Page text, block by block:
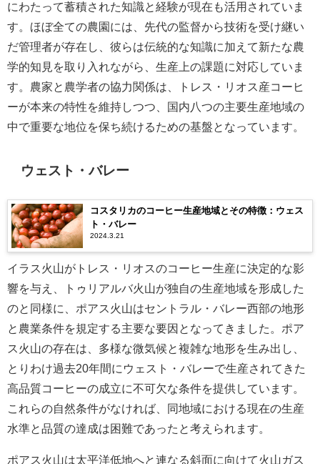
にわたって蓄積された知識と経験が現在も活用されていま
す。ほぼ全ての農園には、先代の監督から技術を受け継い
だ管理者が存在し、彼らは伝統的な知識に加えて新たな農
学的知見を取り入れながら、生産上の課題に対応していま
す。農家と農学者の協力関係は、トレス・リオス産コーヒ
ーが本来の特性を維持しつつ、国内八つの主要生産地域の
中で重要な地位を保ち続けるための基盤となっています。
ウェスト・バレー
コスタリカのコーヒー生産地域とその特徴：ウェス
ト・バレー
2024.3.21
イラス火山がトレス・リオスのコーヒー生産に決定的な影
響を与え、トゥリアルバ火山が独自の生産地域を形成した
のと同様に、ポアス火山はセントラル・バレー西部の地形
と農業条件を規定する主要な要因となってきました。ポア
ス火山の存在は、多様な微気候と複雑な地形を生み出し、
とりわけ過去20年間にウェスト・バレーで生産されてきた
高品質コーヒーの成立に不可欠な条件を提供しています。
これらの自然条件がなければ、同地域における現在の生産
水準と品質の達成は困難であったと考えられます。
ポアス火山は太平洋低地へと連なる斜面に向けて火山ガス